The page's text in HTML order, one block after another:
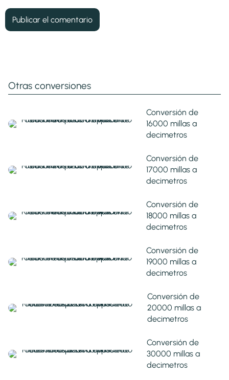
Otras conversiones
Conversión de
16000 millas a
decimetros
Conversión de
17000 millas a
decimetros
Conversión de
18000 millas a
decimetros
Conversión de
19000 millas a
decimetros
Conversión de
20000 millas a
decimetros
Conversión de
30000 millas a
decimetros